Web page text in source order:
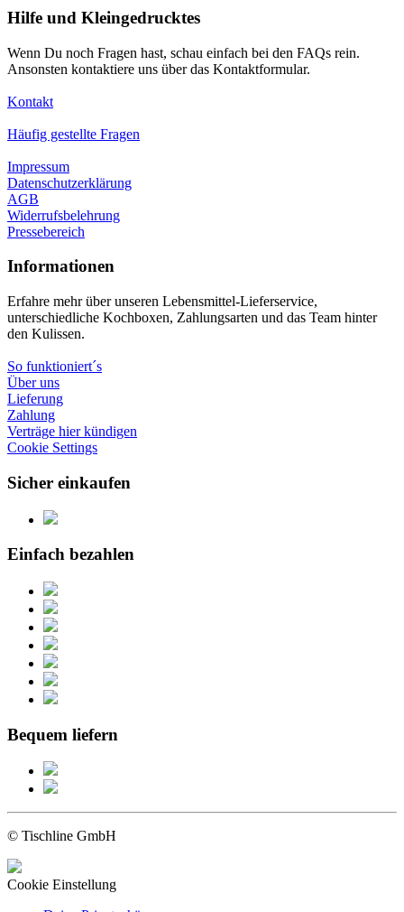
Hilfe und Kleingedrucktes
Wenn Du noch Fragen hast, schau einfach bei den FAQs rein.
Ansonsten kontaktiere uns über das Kontaktformular.
Kontakt
Häufig gestellte Fragen
Impressum
Datenschutzerklärung
AGB
Widerrufsbelehrung
Pressebereich
Informationen
Erfahre mehr über unseren Lebensmittel-Lieferservice,
unterschiedliche Kochboxen, Zahlungsarten und das Team hinter
den Kulissen.
So funktioniert´s
Über uns
Lieferung
Zahlung
Verträge hier kündigen
Cookie Settings
Sicher einkaufen
Einfach bezahlen
Bequem liefern
© Tischline GmbH
Cookie Einstellung